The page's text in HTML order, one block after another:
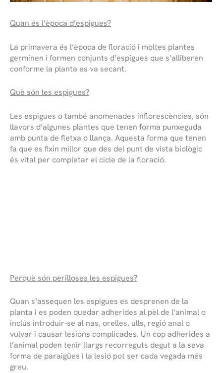
Quan és l’època d’espigues?
La primavera és l’època de floració i moltes plantes
germinen i formen conjunts d’espigues que s’alliberen
conforme la planta es va secant.
Què són les espigues?
Les espigues o també anomenades inflorescències, són
llavors d’algunes plantes que tenen forma punxeguda
amb punta de fletxa o llança. Aquesta forma que tenen
fa que es fixin millor que des del punt de vista biològic
és vital per completar el cicle de la floració.
Perquè són perilloses les espigues?
Quan s’assequen les espigues es desprenen de la
planta i es poden quedar adherides al pèl de l’animal o
inclús introduir-se al nas, orelles, ulls, regió anal o
vulvar i causar lesions complicades. Un cop adherides a
l’animal poden tenir llargs recorreguts degut a la seva
forma de paraigües i la lesió pot ser cada vegada més
greu.